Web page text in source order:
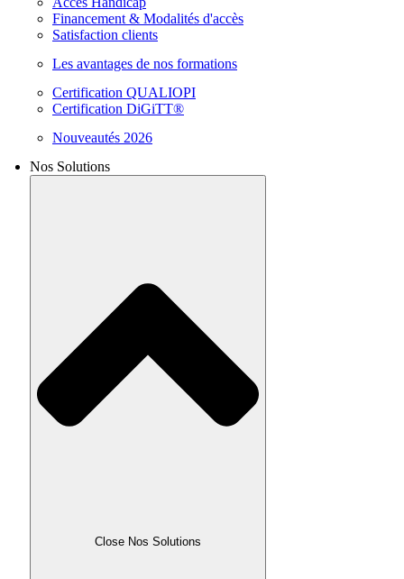
Financement & Modalités d'accès
Satisfaction clients
Les avantages de nos formations
Certification QUALIOPI
Certification DiGiTT®
Nouveautés 2026
Nos Solutions
Close Nos Solutions